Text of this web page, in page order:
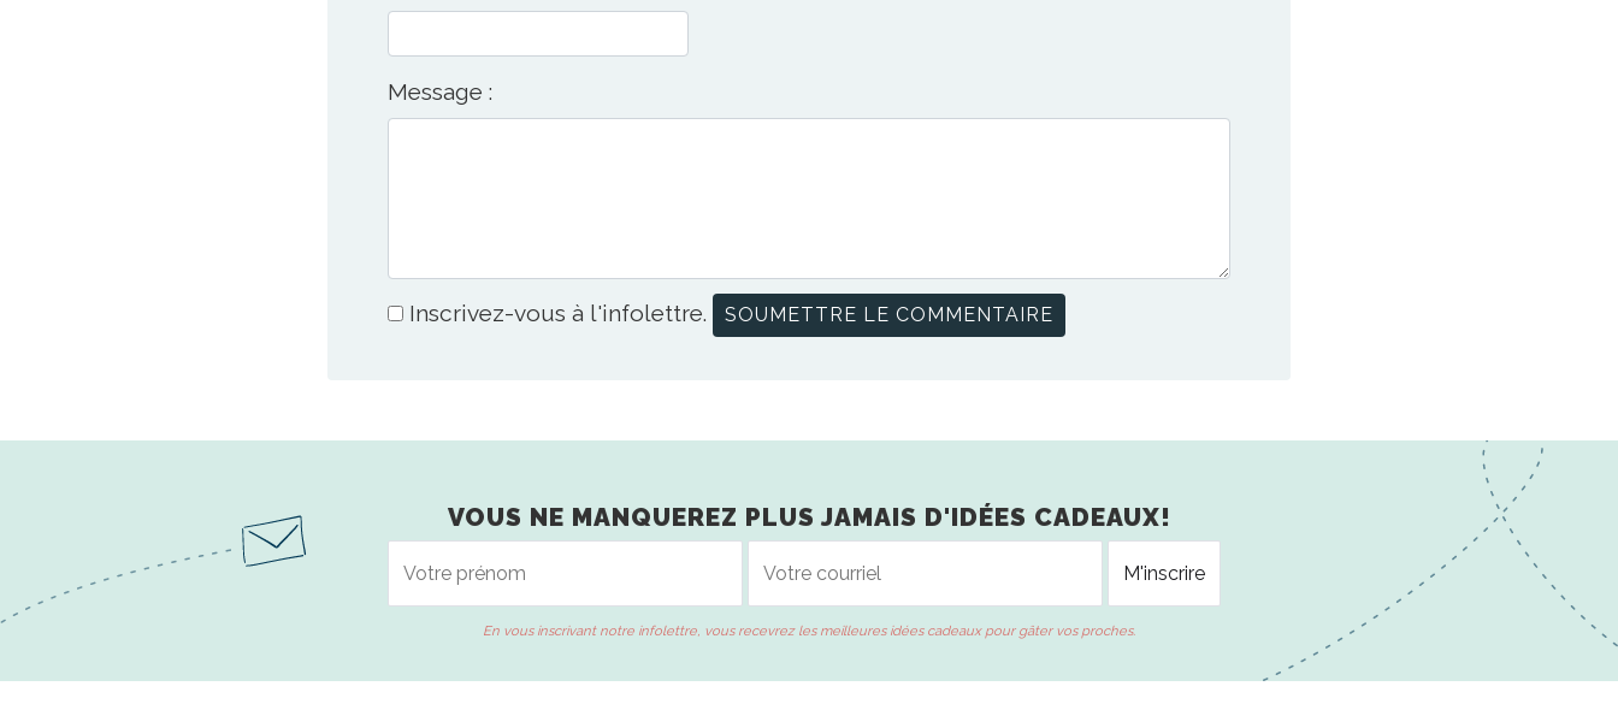
Message :
Inscrivez-vous à l'infolettre.
VOUS NE MANQUEREZ PLUS JAMAIS D'IDÉES CADEAUX!
En vous inscrivant notre infolettre, vous recevrez les meilleures idées cadeaux pour gâter vos proches.